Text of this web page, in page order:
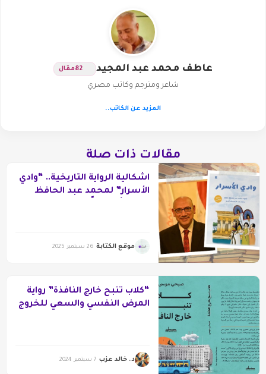
عاطف محمد عبد المجيد 82مقال
شاعر ومترجم وكاتب مصري
المزيد عن الكاتب..
مقالات ذات صلة
اشكالية الرواية التاريخية.. “وادي
الأسرار” لمحمد عبد الحافظ
موقع الكتابة 26 سبتمبر 2025
“كلاب تنبح خارج النافذة” رواية
المرض النفسي والسعي للخروج
د. خالد عزب 7 سبتمبر 2024